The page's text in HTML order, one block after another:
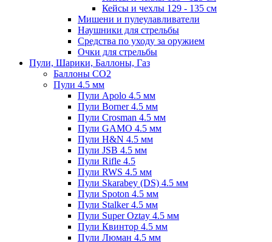
Кейсы и чехлы 129 - 135 см
Мишени и пулеулавливатели
Наушники для стрельбы
Средства по уходу за оружием
Очки для стрельбы
Пули, Шарики, Баллоны, Газ
Баллоны CO2
Пули 4.5 мм
Пули Apolo 4.5 мм
Пули Borner 4.5 мм
Пули Crosman 4.5 мм
Пули GAMO 4.5 мм
Пули H&N 4.5 мм
Пули JSB 4.5 мм
Пули Rifle 4.5
Пули RWS 4.5 мм
Пули Skarabey (DS) 4.5 мм
Пули Spoton 4.5 мм
Пули Stalker 4.5 мм
Пули Super Oztay 4.5 мм
Пули Квинтор 4.5 мм
Пули Люман 4.5 мм